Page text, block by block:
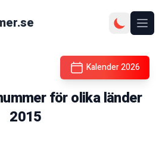
Kalender2026
för olika länder
2015